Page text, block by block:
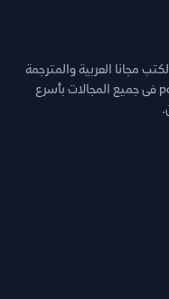
مجانا العربية والمترجمة
والروايات والقصص وغيرها من كتب مجانية pdf فى جميع المجالات بأسرع